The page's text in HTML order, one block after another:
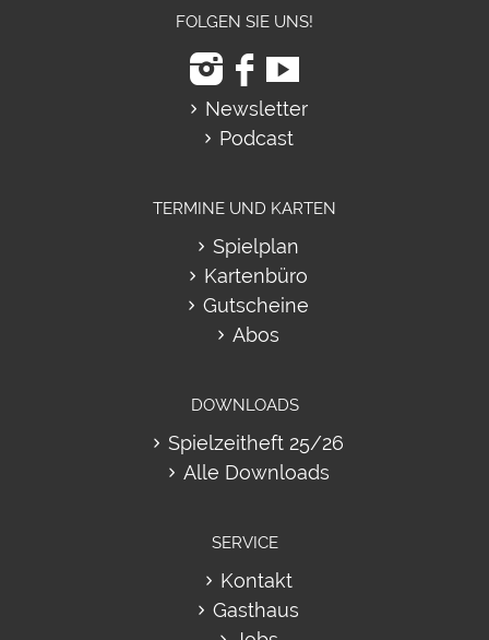
FOLGEN SIE UNS!
Newsletter
Podcast
TERMINE UND KARTEN
Spielplan
Kartenbüro
Gutscheine
Abos
DOWNLOADS
Spielzeitheft 25/26
Alle Downloads
SERVICE
Kontakt
Gasthaus